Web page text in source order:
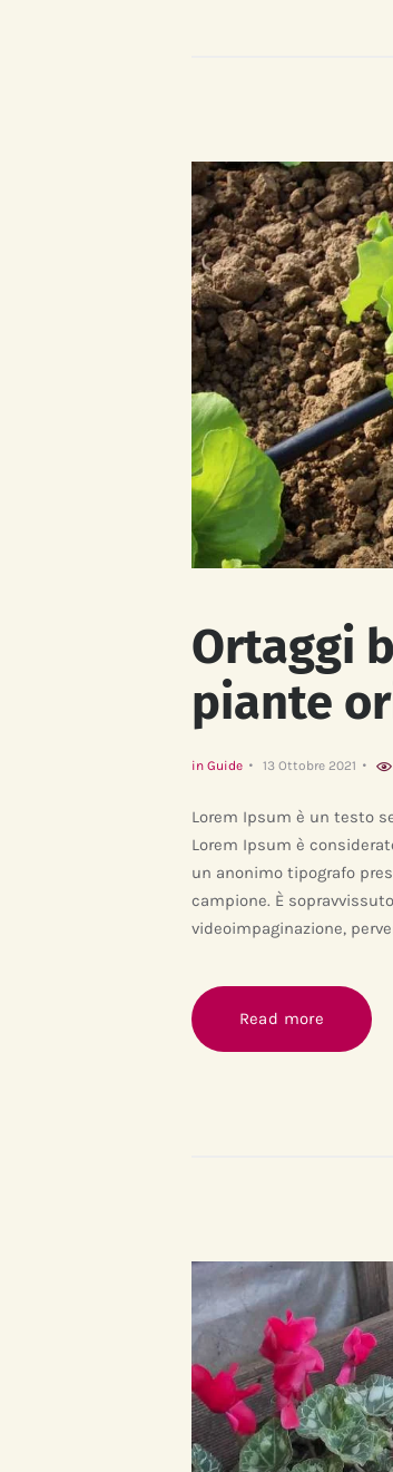
Ortaggi
piante
in Guide 13 Ottobre 2021
Lorem Ipsum è un testo
Lorem Ipsum è
un anonimo tipografo
campione. È
videoimpaginazione,
Read more